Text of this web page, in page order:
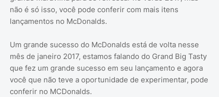
não é só isso, você pode conferir com mais itens
lançamentos no McDonalds.
Um grande sucesso do McDonalds está de volta nesse
mês de janeiro 2017, estamos falando do Grand Big Tasty
que fez um grande sucesso em seu lançamento e agora
você que não teve a oportunidade de experimentar, pode
conferir no MCDonalds.